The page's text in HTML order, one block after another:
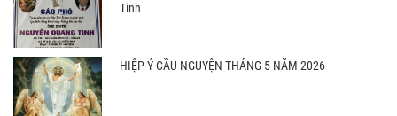
Tinh
HIỆP Ý CẦU NGUYỆN THÁNG 5 NĂM 2026